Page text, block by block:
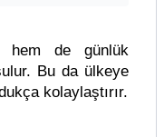
hem de günlük
Bu da ülkeye
kolaylaştırır.